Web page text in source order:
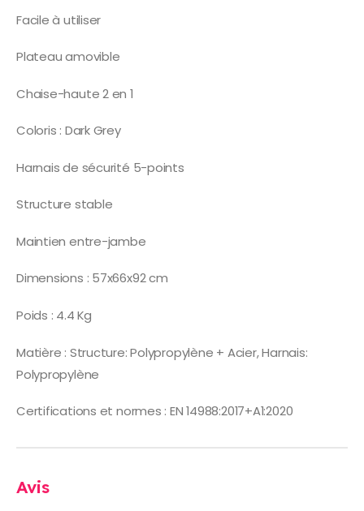
Facile à utiliser
Plateau amovible
Chaise-haute 2 en 1
Coloris : Dark Grey
Harnais de sécurité 5-points
Structure stable
Maintien entre-jambe
Dimensions : 57x66x92 cm
Poids : 4.4 Kg
Matière : Structure: Polypropylène + Acier, Harnais:
Polypropylène
Certifications et normes : EN 14988:2017+A1:2020
Avis